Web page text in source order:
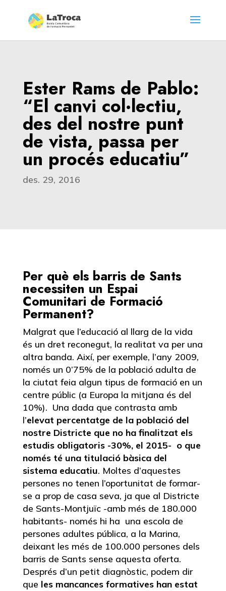
Ester Rams de Pablo:
“El canvi col·lectiu,
des del nostre punt
de vista, passa per
un procés educatiu”
des. 29, 2016
Per què els barris de Sants
necessiten un Espai
Comunitari de Formació
Permanent?
Malgrat que l’educació al llarg de la vida
és un dret reconegut, la realitat va per una
altra banda. Així, per exemple, l’any 2009,
només un 0’75% de la població adulta de
la ciutat feia algun tipus de formació en un
centre públic (a Europa la mitjana és del
10%). Una dada que contrasta amb
l’elevat percentatge de la població del
nostre Districte que no ha finalitzat els
estudis obligatoris -30%, el 2015- o que
només té una titulació bàsica del
sistema educatiu. Moltes d’aquestes
persones no tenen l’oportunitat de formar-
se a prop de casa seva, ja que al Districte
de Sants-Montjuïc -amb més de 180.000
habitants- només hi ha una escola de
persones adultes pública, a la Marina,
deixant les més de 100.000 persones dels
barris de Sants sense aquesta oferta.
Després d’un petit diagnòstic, podem dir
que les mancances formatives han estat